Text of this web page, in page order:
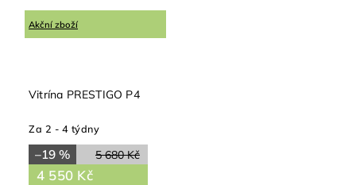
Akční zboží
Vitrína PRESTIGO P4
Za 2 - 4 týdny
5 680 Kč
–19 %
4 550 Kč